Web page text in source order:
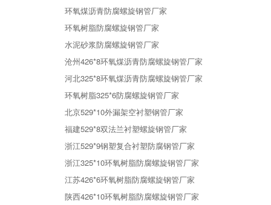
环氧煤沥青防腐螺旋钢管厂家
环氧树脂防腐螺旋钢管厂家
水泥砂浆防腐螺旋钢管厂家
沧州426*8环氧煤沥青防腐螺旋钢管厂家
河北325*8环氧煤沥青防腐螺旋钢管厂家
环氧树脂325*6防腐螺旋钢管厂家
北京529*10外漏架空衬塑钢管厂家
福建529*8双法兰衬塑螺旋钢管厂家
浙江529*9钢塑复合衬塑防腐钢管厂家
浙江325*10环氧树脂防腐螺旋钢管厂家
江苏426*6环氧树脂防腐螺旋钢管厂家
陕西426*10环氧树脂防腐螺旋钢管厂家